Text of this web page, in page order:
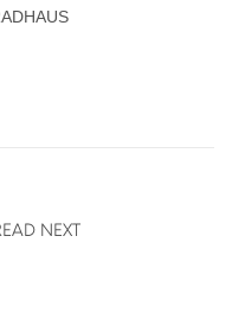
NEXT